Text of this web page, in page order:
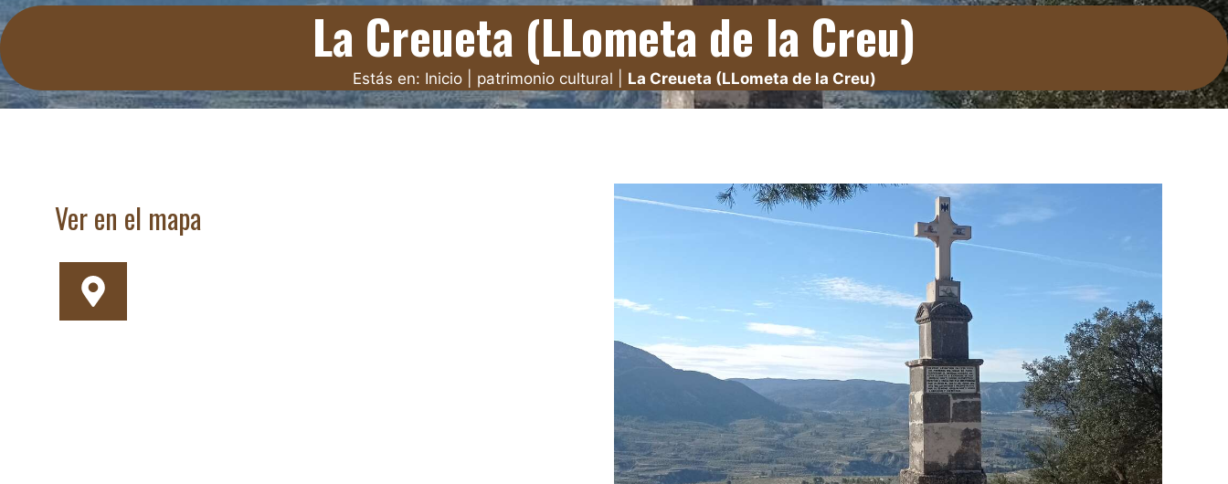
La Creueta (LLometa de la Creu)
Estás en: Inicio| patrimonio cultural La Creueta (LLometa de la Creu)
Ver en el mapa